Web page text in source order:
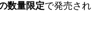
数量限定で発売され